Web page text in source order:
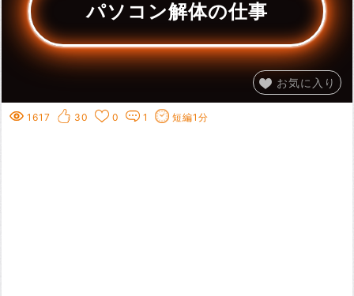
パソコン解体の仕事
お気に入り
1617 30 0 1 短編1分